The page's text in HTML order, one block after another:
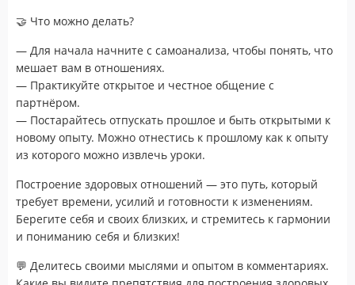
🤝 Что можно делать?
— Для начала начните с самоанализа, чтобы понять, что
мешает вам в отношениях.
— Практикуйте открытое и честное общение с
партнёром.
— Постарайтесь отпускать прошлое и быть открытыми к
новому опыту. Можно отнестись к прошлому как к опыту
из которого можно извлечь уроки.
Построение здоровых отношений — это путь, который
требует времени, усилий и готовности к изменениям.
Берегите себя и своих близких, и стремитесь к гармонии
и пониманию себя и близких!
💬 Делитесь своими мыслями и опытом в комментариях.